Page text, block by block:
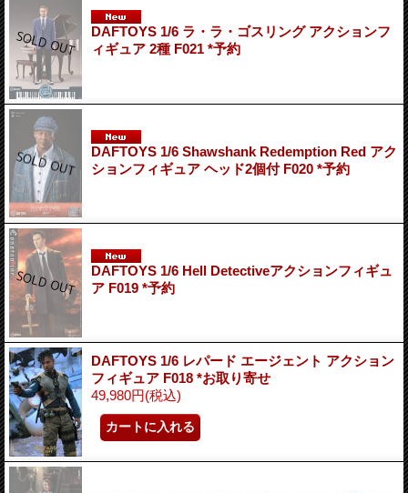
DAFTOYS 1/6 ラ・ラ・ゴスリング アクションフ
ィギュア 2種 F021 *予約
DAFTOYS 1/6 Shawshank Redemption Red アク
ションフィギュア ヘッド2個付 F020 *予約
DAFTOYS 1/6 Hell Detectiveアクションフィギュ
ア F019 *予約
DAFTOYS 1/6 レパード エージェント アクション
フィギュア F018 *お取り寄せ
49,980円(税込)